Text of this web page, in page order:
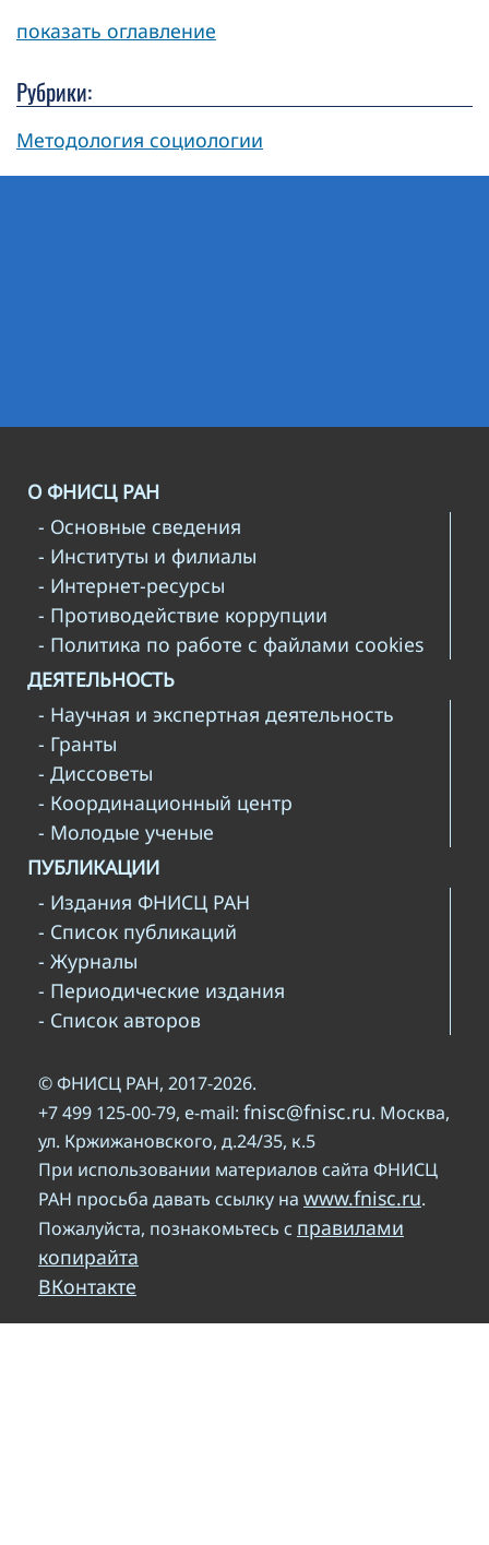
показать оглавление
Рубрики:
Методология социологии
О ФНИСЦ РАН
- Основные сведения
- Институты и филиалы
- Интернет-ресурсы
- Противодействие коррупции
- Политика по работе с файлами cookies
ДЕЯТЕЛЬНОСТЬ
- Научная и экспертная деятельность
- Гранты
- Диссоветы
- Координационный центр
- Молодые ученые
ПУБЛИКАЦИИ
- Издания ФНИСЦ РАН
- Список публикаций
- Журналы
- Периодические издания
- Список авторов
© ФНИСЦ РАН, 2017-2026.
+7 499 125-00-79, e-mail: fnisc@fnisc.ru. Москва,
ул. Кржижановского, д.24/35, к.5
При использовании материалов сайта ФНИСЦ
РАН просьба давать ссылку на www.fnisc.ru.
Пожалуйста, познакомьтесь с правилами
копирайта
ВКонтакте